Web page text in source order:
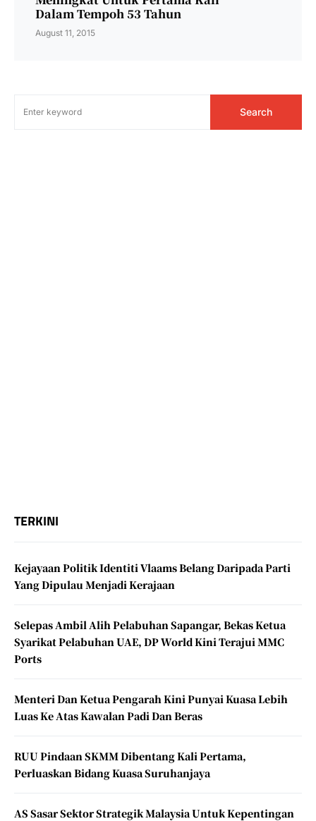
Dalam Tempoh 53 Tahun
August 11, 2015
Search
TERKINI
Kejayaan Politik Identiti Vlaams Belang Daripada Parti
Yang Dipulau Menjadi Kerajaan
Selepas Ambil Alih Pelabuhan Sapangar, Bekas Ketua
Syarikat Pelabuhan UAE, DP World Kini Terajui MMC
Ports
Menteri Dan Ketua Pengarah Kini Punyai Kuasa Lebih
Luas Ke Atas Kawalan Padi Dan Beras
RUU Pindaan SKMM Dibentang Kali Pertama,
Perluaskan Bidang Kuasa Suruhanjaya
AS Sasar Sektor Strategik Malaysia Untuk Kepentingan